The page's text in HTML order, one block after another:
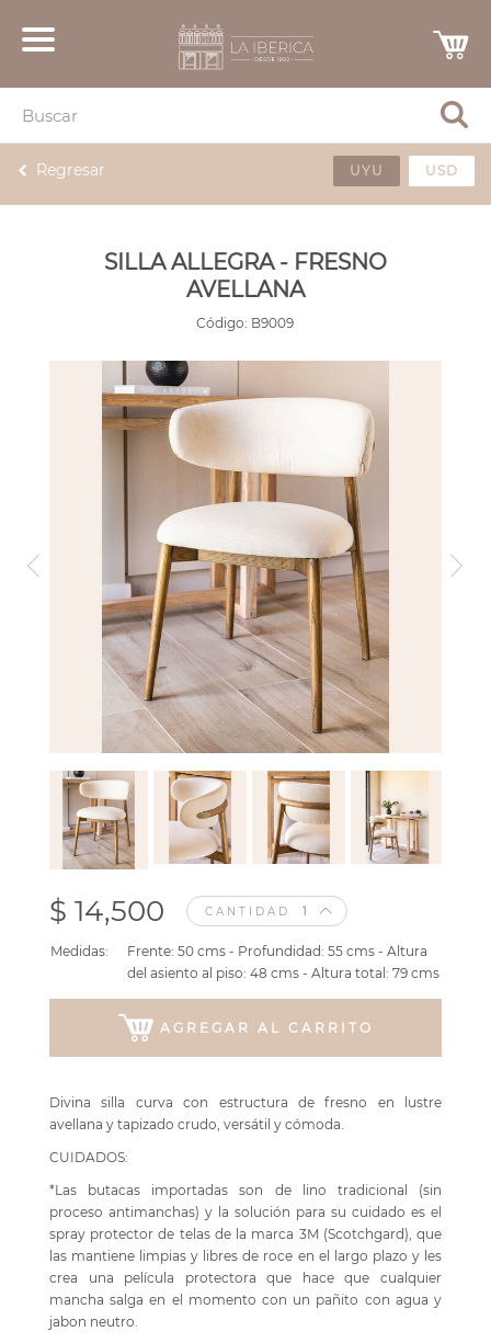
Regresar UYU USD
SILLA ALLEGRA - FRESNO
AVELLANA
Código: B9009
$ 14,500 CANTIDAD
Medidas:
Frente: 50 cms - Profundidad: 55 cms - Altura
del asiento al piso: 48 cms - Altura total: 79 cms
AGREGAR AL CARRITO
Divina silla curva con estructura de fresno en lustre
avellana y tapizado crudo, versátil y cómoda.
CUIDADOS:
*Las butacas importadas son de lino tradicional (sin
proceso antimanchas) y la solución para su cuidado es el
spray protector de telas de la marca 3M (Scotchgard), que
las mantiene limpias y libres de roce en el largo plazo y les
crea una película protectora que hace que cualquier
mancha salga en el momento con un pañito con agua y
jabon neutro.